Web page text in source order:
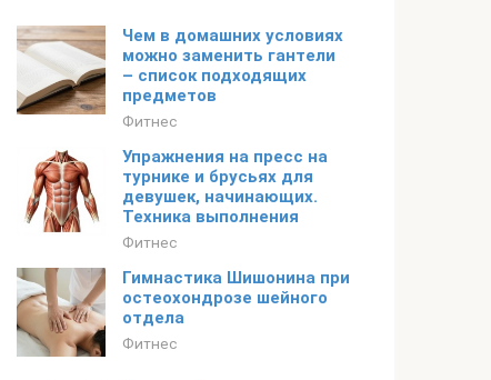
Чем в домашних условиях
можно заменить гантели
– список подходящих
предметов
Фитнес
Упражнения на пресс на
турнике и брусьях для
девушек, начинающих.
Техника выполнения
Фитнес
Гимнастика Шишонина при
остеохондрозе шейного
отдела
Фитнес